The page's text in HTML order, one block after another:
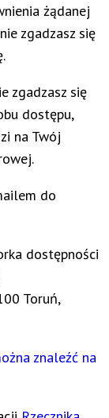
żądanej
zgadzasz się
zgadzasz się
dostępu,
na Twój
do
dostępności
Toruń,
znaleźć na